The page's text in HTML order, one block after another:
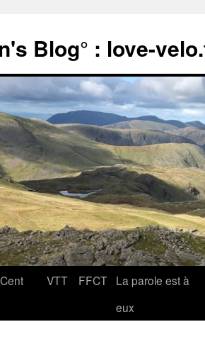
Blog° : love-
VTT FFCT La parole est à
eux